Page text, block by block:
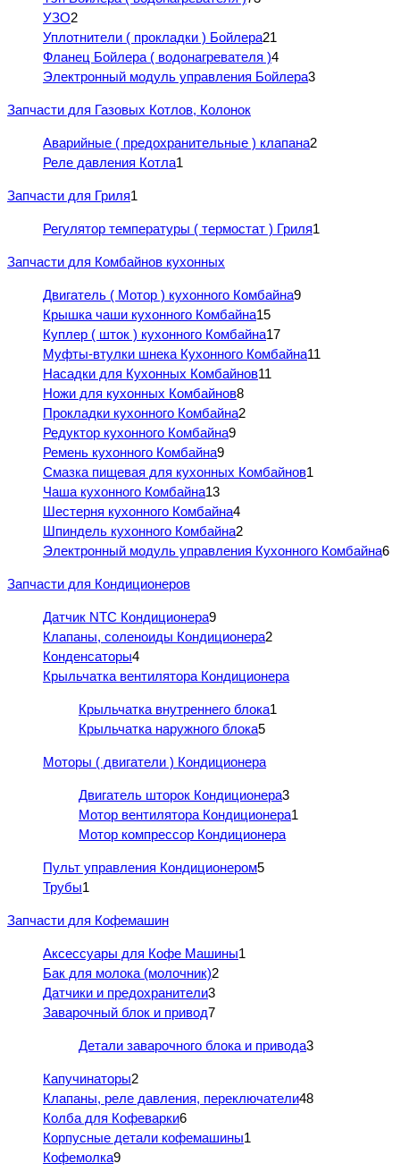
УЗО2
Уплотнители ( прокладки ) Бойлера21
Фланец Бойлера ( водонагревателя )4
Электронный модуль управления Бойлера3
Запчасти для Газовых Котлов, Колонок
Аварийные ( предохранительные ) клапана2
Реле давления Котла1
Запчасти для Гриля1
Регулятор температуры ( термостат ) Гриля1
Запчасти для Комбайнов кухонных
Двигатель ( Мотор ) кухонного Комбайна9
Крышка чаши кухонного Комбайна15
Куплер ( шток ) кухонного Комбайна17
Муфты-втулки шнека Кухонного Комбайна11
Насадки для Кухонных Комбайнов11
Ножи для кухонных Комбайнов8
Прокладки кухонного Комбайна2
Редуктор кухонного Комбайна9
Ремень кухонного Комбайна9
Смазка пищевая для кухонных Комбайнов1
Чаша кухонного Комбайна13
Шестерня кухонного Комбайна4
Шпиндель кухонного Комбайна2
Электронный модуль управления Кухонного Комбайна6
Запчасти для Кондиционеров
Датчик NTC Кондиционера9
Клапаны, соленоиды Кондиционера2
Конденсаторы4
Крыльчатка вентилятора Кондиционера
Крыльчатка внутреннего блока1
Крыльчатка наружного блока5
Моторы ( двигатели ) Кондиционера
Двигатель шторок Кондиционера3
Мотор вентилятора Кондиционера1
Мотор компрессор Кондиционера
Пульт управления Кондиционером5
Трубы1
Запчасти для Кофемашин
Аксессуары для Кофе Машины1
Бак для молока (молочник)2
Датчики и предохранители3
Заварочный блок и привод7
Детали заварочного блока и привода3
Капучинаторы2
Клапаны, реле давления, переключатели48
Колба для Кофеварки6
Корпусные детали кофемашины1
Кофемолка9